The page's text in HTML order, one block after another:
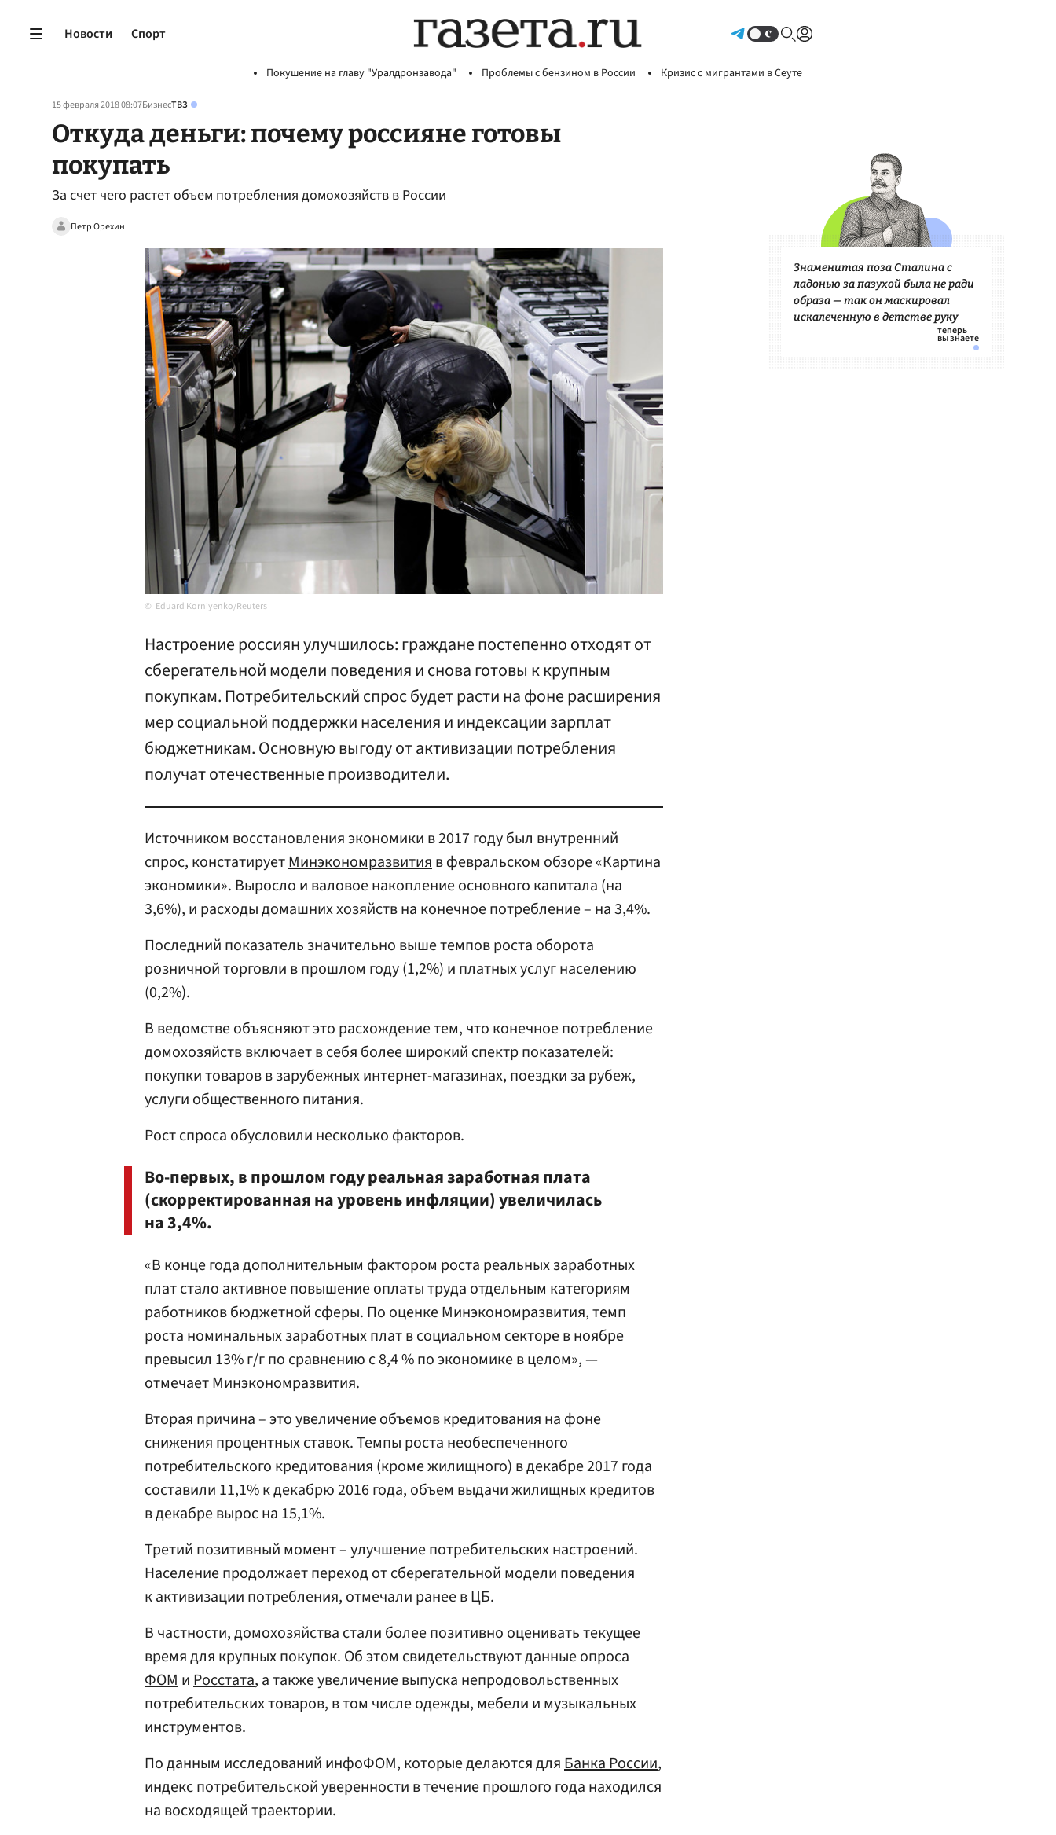
Новости Спорт
Покушение на главу "Уралдронзавода" Проблемы с бензином в России Кризис с мигрантами в Сеуте
15 февраля 2018 08:07БизнесТВЗ
Откуда деньги: почему россияне готовы
покупать
За счет чего растет объем потребления домохозяйств в России
Петр Орехин
Eduard Korniyenko/Reuters
Настроение россиян улучшилось: граждане постепенно отходят от
сберегательной модели поведения и снова готовы к крупным
покупкам. Потребительский спрос будет расти на фоне расширения
мер социальной поддержки населения и индексации зарплат
бюджетникам. Основную выгоду от активизации потребления
получат отечественные производители.
Источником восстановления экономики в 2017 году был внутренний
спрос, констатируетМинэкономразвитияв февральском обзоре «Картина
экономики». Выросло и валовое накопление основного капитала (на
3,6%), и расходы домашних хозяйств на конечное потребление – на 3,4%.
Последний показатель значительно выше темпов роста оборота
розничной торговли в прошлом году (1,2%) и платных услуг населению
(0,2%).
В ведомстве объясняют это расхождение тем, что конечное потребление
домохозяйств включает в себя более широкий спектр показателей:
покупки товаров в зарубежных интернет-магазинах, поездки за рубеж,
услуги общественного питания.
Рост спроса обусловили несколько факторов.
Во-первых, в прошлом году реальная заработная плата
(скорректированная на уровень инфляции) увеличилась
на 3,4%.
«В конце года дополнительным фактором роста реальных заработных
плат стало активное повышение оплаты труда отдельным категориям
работников бюджетной сферы. По оценке Минэкономразвития, темп
роста номинальных заработных плат в социальном секторе в ноябре
превысил 13% г/г по сравнению с 8,4 % по экономике в целом», —
отмечает Минэкономразвития.
Вторая причина – это увеличение объемов кредитования на фоне
снижения процентных ставок. Темпы роста необеспеченного
потребительского кредитования (кроме жилищного) в декабре 2017 года
составили 11,1% к декабрю 2016 года, объем выдачи жилищных кредитов
в декабре вырос на 15,1%.
Третий позитивный момент – улучшение потребительских настроений.
Население продолжает переход от сберегательной модели поведения
к активизации потребления, отмечали ранее в ЦБ.
В частности, домохозяйства стали более позитивно оценивать текущее
время для крупных покупок. Об этом свидетельствуют данные опроса
ФОМиРосстата, а также увеличение выпуска непродовольственных
потребительских товаров, в том числе одежды, мебели и музыкальных
инструментов.
По данным исследований инфоФОМ, которые делаются дляБанка России,
индекс потребительской уверенности в течение прошлого года находился
на восходящей траектории.
Знаменитая поза Сталина с
ладонью за пазухой была не ради
образа — так он маскировал
искалеченную в детстве руку